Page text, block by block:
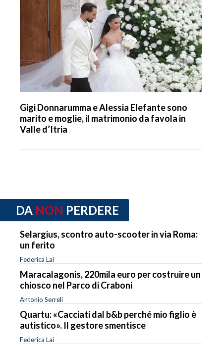
Gigi Donnarumma e Alessia Elefante sono
marito e moglie, il matrimonio da favola in
Valle d’Itria
DA NON PERDERE
Selargius, scontro auto-scooter in via Roma:
un ferito
Federica Lai
Maracalagonis, 220mila euro per costruire un
chiosco nel Parco di Craboni
Antonio Serreli
Quartu: «Cacciati dal b&b perché mio figlio è
autistico». Il gestore smentisce
Federica Lai